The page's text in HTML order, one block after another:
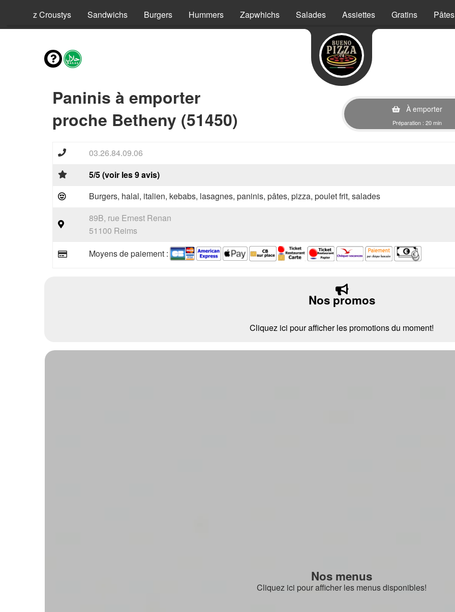
Riz Croustys Sandwichs Burgers Hummers Zapwhichs Salades Assiettes Gratins Pâtes
Paninis à emporter
proche Betheny (51450)
À emporter
Préparation : 20 min
03.26.84.09.06
5/5 (voir les 9 avis)
Burgers, halal, italien, kebabs, lasagnes, paninis, pâtes, pizza, poulet frit, salades
89B, rue Ernest Renan
51100 Reims
Moyens de paiement :
Nos promos
Cliquez ici pour afficher les promotions du moment!
Nos menus
Cliquez ici pour afficher les menus disponibles!